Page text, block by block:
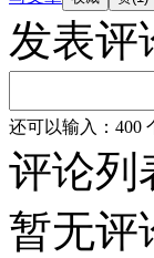
发表评
还可以输入： 400
评论列
暂无评